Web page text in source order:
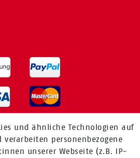
und ähnliche Technologien auf
verarbeiten personenbezogene
unserer Webseite (z.B. IP-